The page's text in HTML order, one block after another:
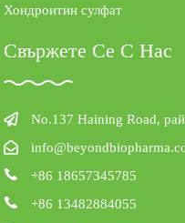
Хондроитин сулфат
Свържете Се С Нас
No.137 Haining Road,
+86 18657345785
+86 13482884055